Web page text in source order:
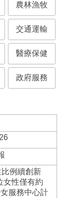
農林漁牧
交通運輸
醫療保健
政府服務
例續創新
女性僅有約
服務中心計